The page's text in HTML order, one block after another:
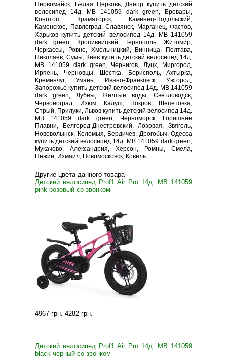
Первомайск, Белая Церковь, Днепр купить детский
велосипед 14д. MB 141059 dark green, Бровары,
Конотоп, Краматорск, Каменец-Подольский,
Каменское, Павлоград, Славянск, Марганец, Фастов,
Харьков купить детский велосипед 14д. MB 141059
dark green, Кропивницкий, Тернополь, Житомир,
Черкассы, Ровно, Хмельницкий, Винница, Полтава,
Николаев, Сумы, Киев купить детский велосипед 14д.
MB 141059 dark green, Чернигов, Луцк, Миргород,
Ирпень, Черновцы, Шостка, Борисполь, Ахтырка,
Кременчуг, Умань, Ивано-Франковск, Ужгород,
Запорожье купить детский велосипед 14д. MB 141059
dark green, Лубны, Желтые воды, Светловодск,
Червоноград, Изюм, Калуш, Покров, Шепетовка,
Стрый, Прилуки, Львов купить детский велосипед 14д.
MB 141059 dark green, Черноморск, Горишние
Плавни, Белгород-Днестровский, Лозовая, Звягель,
Нововолынск, Коломыя, Бердичев, Дрогобыч, Одесса
купить детский велосипед 14д. MB 141059 dark green,
Мукачево, Александрия, Херсон, Ромны, Смела,
Нежин, Измаил, Новомосковск, Ковель.
Другие цвета данного товара
Детский велосипед Prof1 Air Pro 14д. MB 141059
pink розовый со звонком
4967 грн. 4282 грн.
Детский велосипед Prof1 Air Pro 14д. MB 141059
black черный со звонком